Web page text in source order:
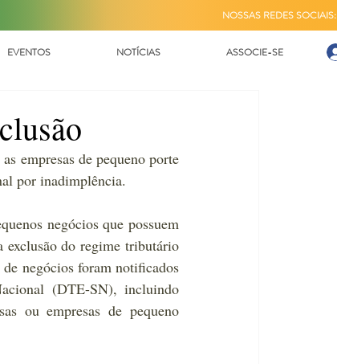
NOSSAS REDES SOCIAIS:
EVENTOS NOTÍCIAS ASSOCIE-SE
empresas de pequeno porte
por inadimplência.
negócios que possuem
exclusão do regime tributário
negócios foram notificados
(DTE-SN), incluindo
ou empresas de pequeno